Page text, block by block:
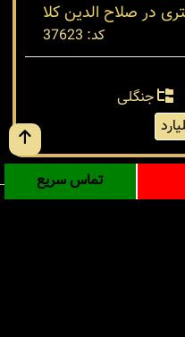
کد: 37623
جنگلی
تماس سریع